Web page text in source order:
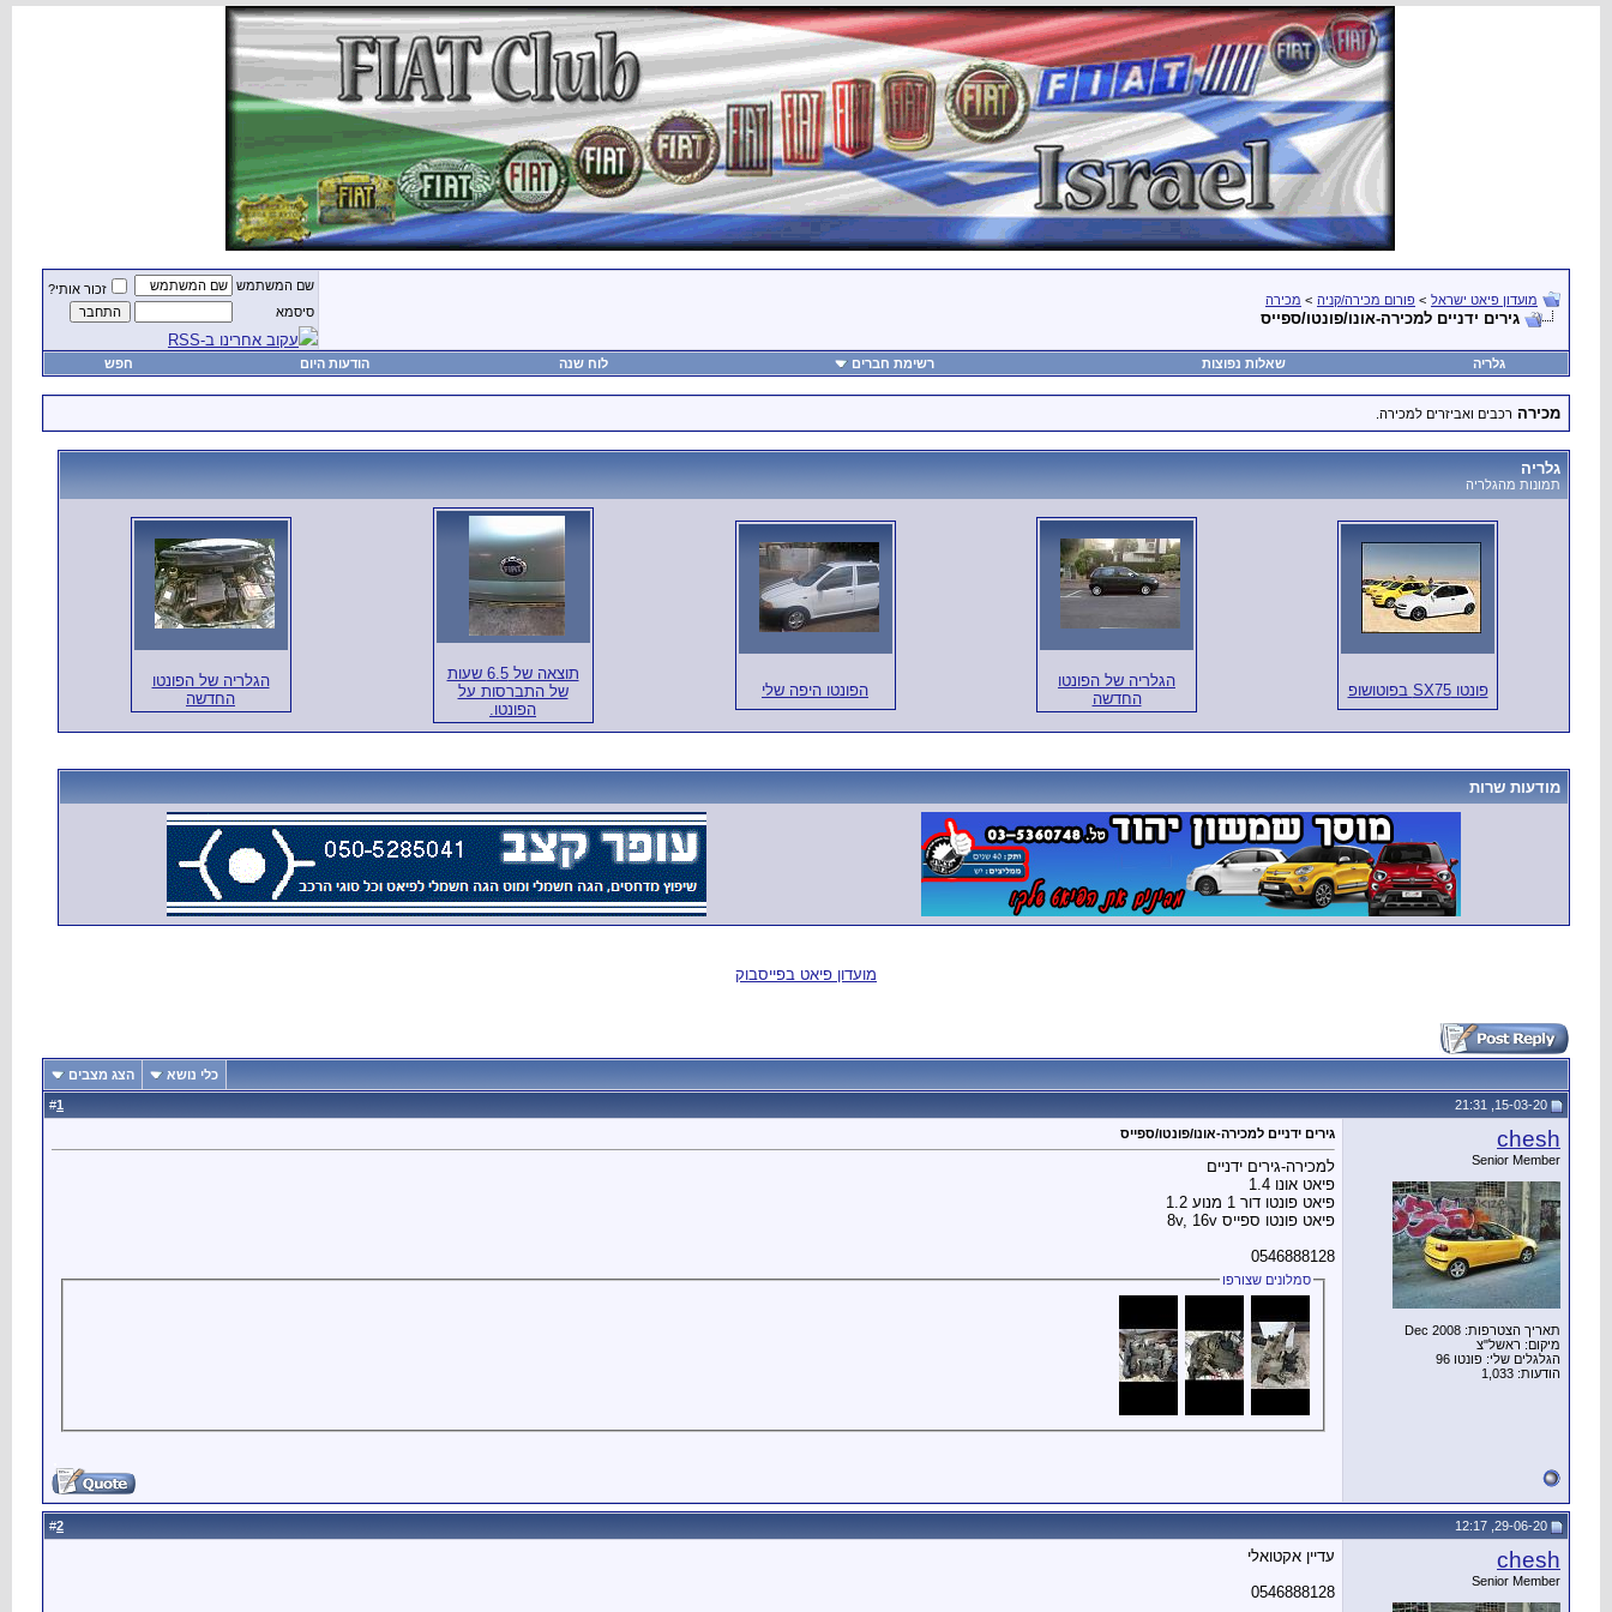
מועדון פיאט ישראל > פורום מכירה/קניה > מכירה
גירים ידניים למכירה-אונו/פונטו/ספייס
שם המשתמש
זכור אותי?
סיסמא
עקוב אחרינו ב-RSS
גלריה שאלות נפוצות רשימת חברים לוח שנה הודעות היום חפש
מכירה רכבים ואביזרים למכירה.
גלריה
תמונות מהגלריה
פונטו SX75 בפוטושופ
הגלריה של הפונטו
החדשה
הפונטו היפה שלי
תוצאה של 6.5 שעות
של התברסות על
הפונטו.
הגלריה של הפונטו
החדשה
מודעות שרות
מועדון פיאט בפייסבוק
כלי נושא הצג מצבים
1
chesh
Senior Member
תאריך הצטרפות: Dec 2008
מיקום: ראשל"צ
הגלגלים שלי: פונטו 96
הודעות: 1,033
גירים ידניים למכירה-אונו/פונטו/ספייס
למכירה-גירים ידניים
פיאט אונו 1.4
פיאט פונטו דור 1 מנוע 1.2
פיאט פונטו ספייס 8v, 16v
0546888128
סמלונים שצורפו
2
chesh
Senior Member
עדיין אקטואלי
0546888128